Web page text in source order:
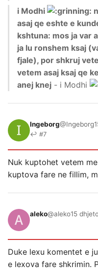
i Modhi
asaj qe eshte e
kshtuna: mos ja var
ja lu ronshem ksaj
fjale), por shkruj
vetem asaj ksaj qe
anej knej - i Modhi
Ingeborg@Ingeborg
↩ #7
Nuk kuptohet vetem
kuptova fare ne fillim,
aleko@aleko15
Duke lexu komentet e
e lexova fare shkrimin.